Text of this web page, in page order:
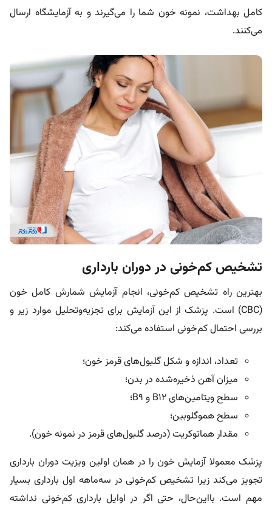
کامل بهداشت، نمونه خون شما را می‌گیرند و به آزمایشگاه ارسال
می‌کنند.
تشخیص کم‌خونی در دوران بارداری
بهترین راه تشخیص کم‌خونی، انجام آزمایش شمارش کامل خون
(CBC) است. پزشک از این آزمایش برای تجزیه‌وتحلیل موارد زیر و
بررسی احتمال کم‌خونی استفاده می‌کند:
تعداد، اندازه و شکل گلبول‌های قرمز خون؛
میزان آهن ذخیره‌شده در بدن؛
سطح ویتامین‌های B12 و B9؛
سطح هموگلوبین؛
مقدار هماتوکریت (درصد گلبول‌های قرمز در نمونه خون).
پزشک معمولا آزمایش خون را در همان اولین ویزیت دوران بارداری
تجویز می‌کند زیرا تشخیص کم‌خونی در سه‌ماهه اول بارداری بسیار
مهم است. بااین‌حال، حتی اگر در اوایل بارداری کم‌خونی نداشته